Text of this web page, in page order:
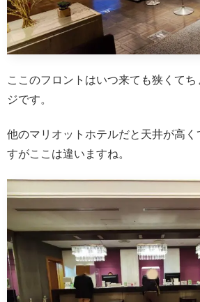
ここのフロントはいつ来ても狭くて
ジです。
他のマリオットホテルだと天井が高
すがここは違いますね。